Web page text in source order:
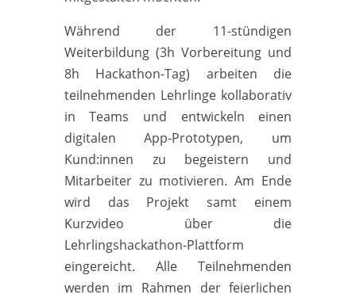
Während der 11-stündigen
Weiterbildung (3h Vorbereitung und
8h Hackathon-Tag) arbeiten die
teilnehmenden Lehrlinge kollaborativ
in Teams und entwickeln einen
digitalen App-Prototypen, um
Kund:innen zu begeistern und
Mitarbeiter zu motivieren. Am Ende
wird das Projekt samt einem
Kurzvideo über die
Lehrlingshackathon-Plattform
eingereicht. Alle Teilnehmenden
werden im Rahmen der feierlichen